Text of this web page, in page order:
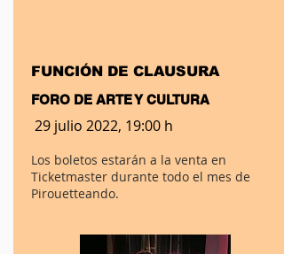
FUNCIÓN DE CLAUSURA
FORO DE ARTE Y CULTURA
29 julio 2022, 19:00 h
Los boletos estarán a la venta en
Ticketmaster durante todo el mes de
Pirouetteando.